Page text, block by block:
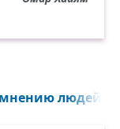
людей...